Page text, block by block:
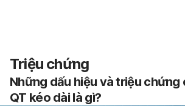
Triệu chứng
Những dấu hiệu và triệu chứng
QT kéo dài là gì?